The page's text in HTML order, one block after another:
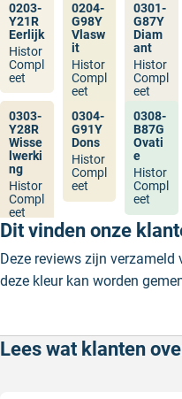
0203-
Y21R
Eerlijk
Histor
Compl
eet
0204-
G98Y
Vlasw
it
Histor
Compl
eet
0301-
G87Y
Diam
ant
Histor
Compl
eet
0303-
Y28R
Wisse
lwerki
ng
Histor
Compl
eet
0304-
G91Y
Dons
Histor
Compl
eet
0308-
B87G
Ovati
e
Histor
Compl
eet
Dit vinden onze
Deze reviews zijn
deze kleur kan worden
Lees wat klanten